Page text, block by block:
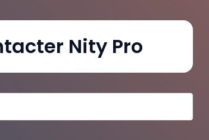
Nity Pro